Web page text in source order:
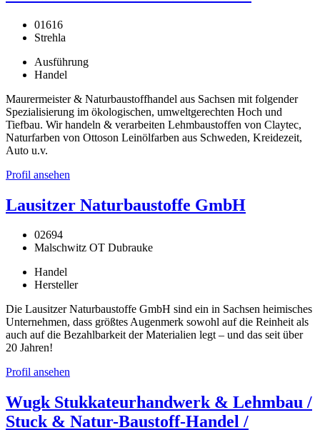
01616
Strehla
Ausführung
Handel
Maurermeister & Naturbaustoffhandel aus Sachsen mit folgender
Spezialisierung im ökologischen, umweltgerechten Hoch und
Tiefbau. Wir handeln & verarbeiten Lehmbaustoffen von Claytec,
Naturfarben von Ottoson Leinölfarben aus Schweden, Kreidezeit,
Auto u.v.
Profil ansehen
Lausitzer Naturbaustoffe GmbH
02694
Malschwitz OT Dubrauke
Handel
Hersteller
Die Lausitzer Naturbaustoffe GmbH sind ein in Sachsen heimisches
Unternehmen, dass größtes Augenmerk sowohl auf die Reinheit als
auch auf die Bezahlbarkeit der Materialien legt – und das seit über
20 Jahren!
Profil ansehen
Wugk Stukkateurhandwerk & Lehmbau /
Stuck & Natur-Baustoff-Handel /